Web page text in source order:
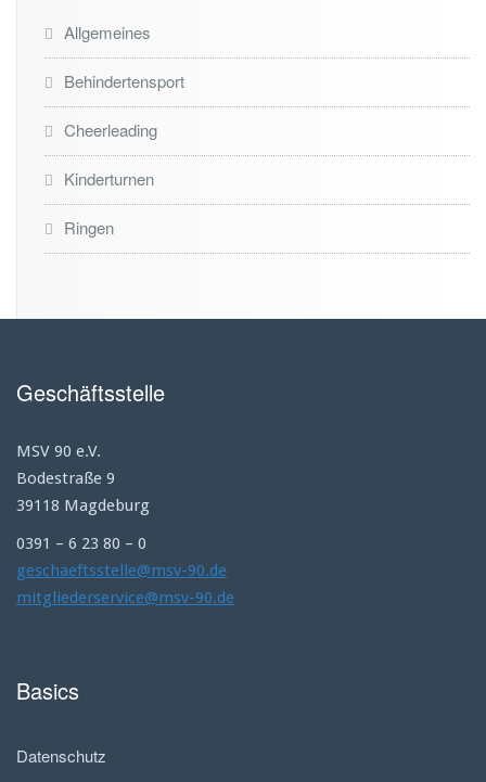
Allgemeines
Behindertensport
Cheerleading
Kinderturnen
Ringen
Geschäftsstelle
MSV 90 e.V.
Bodestraße 9
39118 Magdeburg
0391 – 6 23 80 – 0
geschaeftsstelle@msv-90.de
mitgliederservice@msv-90.de
Basics
Datenschutz